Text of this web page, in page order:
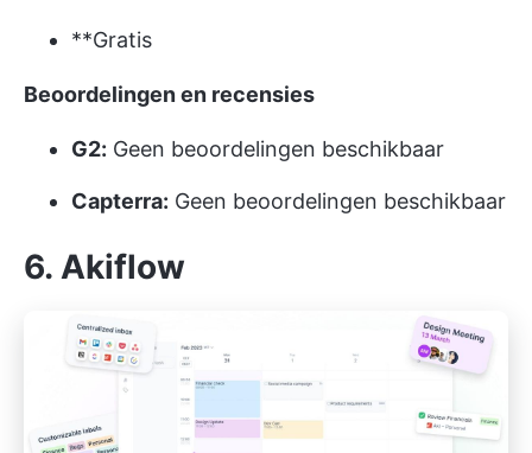
**Gratis
Beoordelingen en recensies
G2: Geen beoordelingen beschikbaar
Capterra: Geen beoordelingen beschikbaar
6. Akiflow